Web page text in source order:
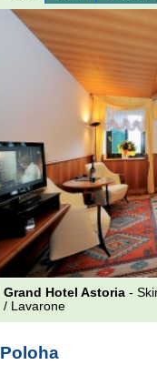
Grand Hotel Astoria -
/ Lavarone
Poloha